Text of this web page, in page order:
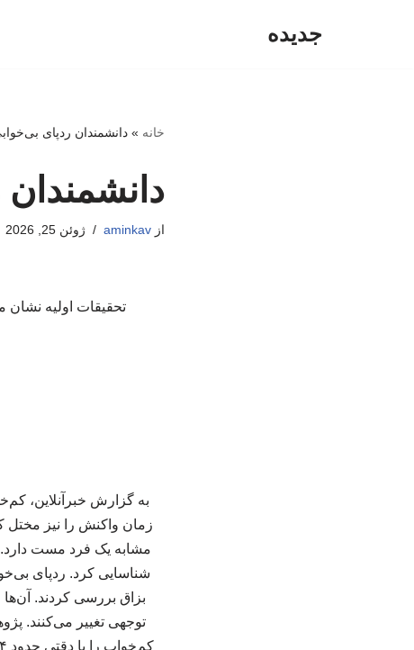
جدیده
خانه »دانشمندان ردپای
دانشمندان
ازaminkav ژوئن 25, 2026
تحقیقات اولیه
به گزارش خبرآنلاین،
زمان واکنش را نیز مختل
مشابه یک فرد مست دارد.
توجهی تغییر می‌کنند.